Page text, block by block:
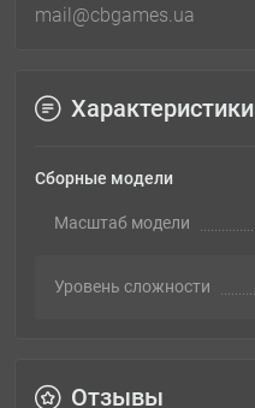
mail@cbgames.ua
Характеристики
Сборные модели
Масштаб модели
Уровень сложности
Отзывы